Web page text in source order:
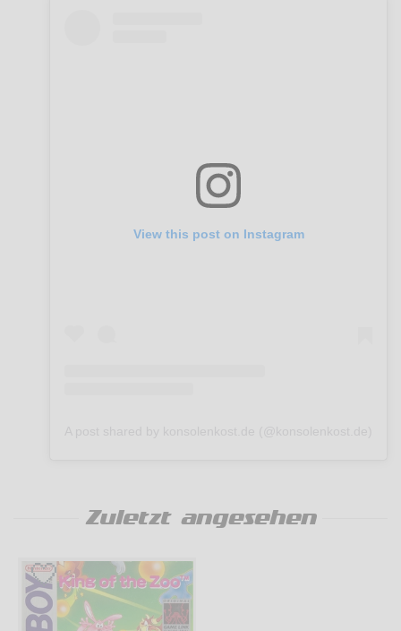
View this post on Instagram
Zuletzt angesehen